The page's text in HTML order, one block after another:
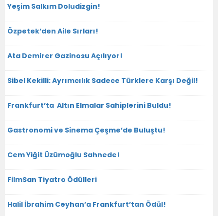
Yeşim Salkım Doludizgin!
Özpetek’den Aile Sırları!
Ata Demirer Gazinosu Açılıyor!
Sibel Kekilli: Ayrımcılık Sadece Türklere Karşı Değil!
Frankfurt’ta Altın Elmalar Sahiplerini Buldu!
Gastronomi ve Sinema Çeşme’de Buluştu!
Cem Yiğit Üzümoğlu Sahnede!
FilmSan Tiyatro Ödülleri
Halil İbrahim Ceyhan’a Frankfurt’tan Ödül!